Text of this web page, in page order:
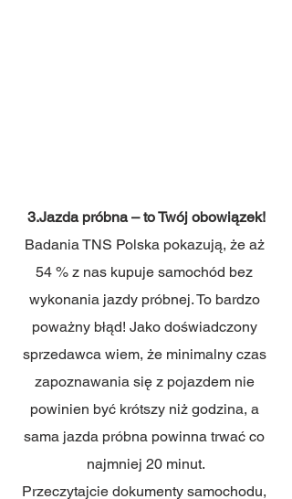
3.Jazda próbna – to Twój obowiązek!
Badania TNS Polska pokazują, że aż
54 % z nas kupuje samochód bez
wykonania jazdy próbnej. To bardzo
poważny błąd! Jako doświadczony
sprzedawca wiem, że minimalny czas
zapoznawania się z pojazdem nie
powinien być krótszy niż godzina, a
sama jazda próbna powinna trwać co
najmniej 20 minut.
Przeczytajcie dokumenty samochodu,